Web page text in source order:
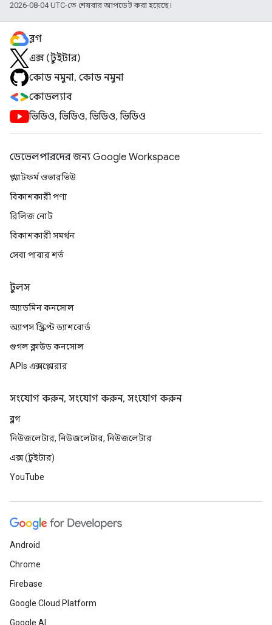
2026-08-04 UTC-তে শেষবার আপডেট করা হয়েছে।
ব্লগ
এক্স (টুইটার)
কোড নমুনা, কোড নমুনা
কোডল্যাব
ভিডিও, ভিডিও, ভিডিও, ভিডিও
ডেভেলপারদের জন্য Google Workspace
প্ল্যাটফর্ম ওভারভিউ
বিকাশকারী পণ্য
রিলিজ নোট
বিকাশকারী সমর্থন
সেবা পাবার শর্ত
টুলস
অ্যাডমিন কনসোল
অ্যাপস স্ক্রিপ্ট ড্যাশবোর্ড
গুগল ক্লাউড কনসোল
APIs এক্সপ্লোরার
সংযোগ করুন, সংযোগ করুন, সংযোগ করুন
ব্লগ
নিউজলেটার, নিউজলেটার, নিউজলেটার
এক্স (টুইটার)
YouTube
Android
Chrome
Firebase
Google Cloud Platform
Google AI